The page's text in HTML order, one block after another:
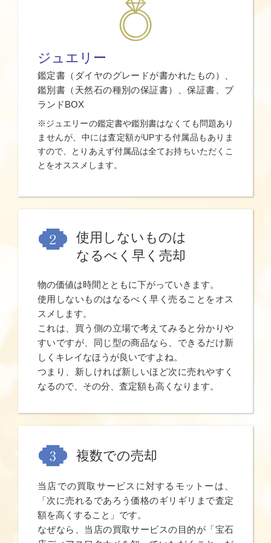
ジュエリー
鑑定書（ダイヤのグレードが書かれたもの）、
鑑別書（天然石の種別の保証書）、保証書、ブ
ランドBOX
※ジュエリーの鑑定書や鑑別書はなくても問題あり
ませんが、中には査定額がUPする付属品もありま
すので、とりあえず付属品は全てお持ちいただくこ
とをオススメします。
使用しないものは
なるべく早く売却
物の価値は時間とともに下がっていきます。
使用しないものはなるべく早く売ることをオス
スメします。
これは、買う側の立場で考えてみると分かりや
すいですが、同じ型の商品なら、できるだけ新
しくキレイなほうが良いですよね。
つまり、新しければ新しいほど次に売れやすく
なるので、その分、査定額も高くなります。
複数での売却
当店での買取サービスに対するモットーは、
「次に売れるであろう価格のギリギリまで査定
額を高くすること」です。
なぜなら、当店の買取サービスの目的が「宝石